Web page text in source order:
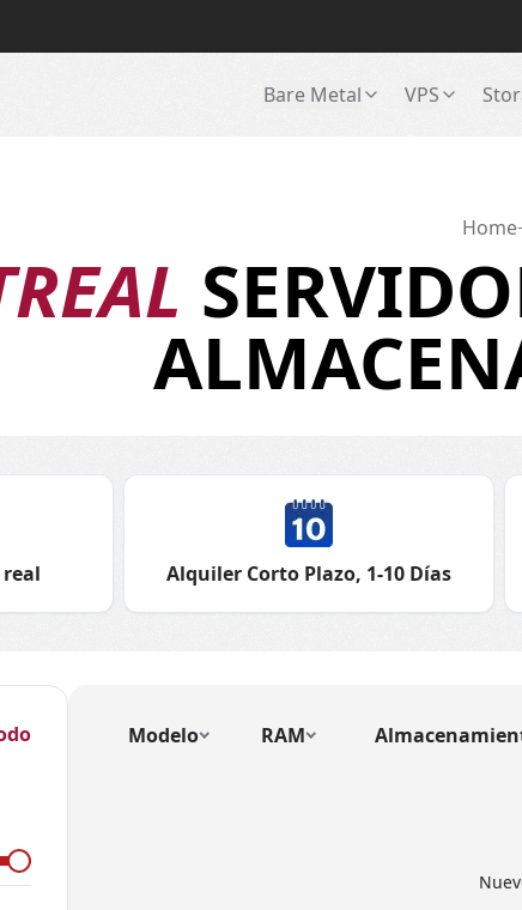
Bare Metal VPS
Home
Alquiler Corto Plazo, 1-10 Días
Modelo RAM